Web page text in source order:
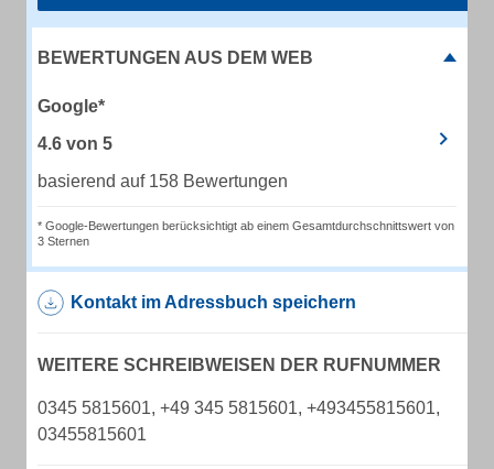
BEWERTUNGEN AUS DEM WEB
Google*
4.6 von 5
basierend auf 158 Bewertungen
* Google-Bewertungen berücksichtigt ab einem Gesamtdurchschnittswert von
3 Sternen
Kontakt im Adressbuch speichern
WEITERE SCHREIBWEISEN DER RUFNUMMER
0345 5815601, +49 345 5815601, +493455815601,
03455815601